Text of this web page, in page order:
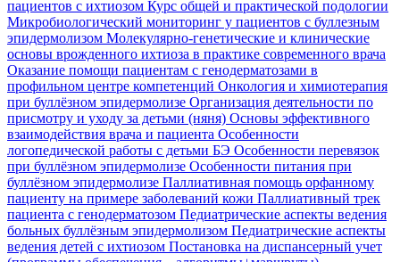
пациентов с ихтиозом Курс общей и практической подологии
Микробиологический мониторинг у пациентов с буллезным
эпидермолизом Молекулярно-генетические и клинические
основы врожденного ихтиоза в практике современного врача
Оказание помощи пациентам с генодерматозами в
профильном центре компетенций Онкология и химиотерапия
при буллёзном эпидермолизе Организация деятельности по
присмотру и уходу за детьми (няня) Основы эффективного
взаимодействия врача и пациента Особенности
логопедической работы с детьми БЭ Особенности перевязок
при буллёзном эпидермолизе Особенности питания при
буллёзном эпидермолизе Паллиативная помощь орфанному
пациенту на примере заболеваний кожи Паллиативный трек
пациента с генодерматозом Педиатрические аспекты ведения
больных буллёзным эпидермолизом Педиатрические аспекты
ведения детей с ихтиозом Постановка на диспансерный учет